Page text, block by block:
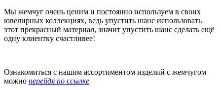
Мы жемчуг очень ценим и постоянно используем в своих
ювелирных коллекциях, ведь упустить шанс использовать
этот прекрасный материал, значит упустить шанс сделать ещё
одну клиентку счастливее!
Ознакомиться с нашим ассортиментом изделий с жемчугом
можно перейдя по ссылке